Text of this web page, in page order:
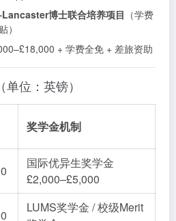
博士联合培养项目 （学费
）
+ 学费全免 + 差旅资助
位：英镑）
奖学金机制
国际优异生奖学金
£2,000–£5,000
LUMS奖学金 / 校级Merit